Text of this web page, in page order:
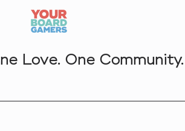
Love. One Community.